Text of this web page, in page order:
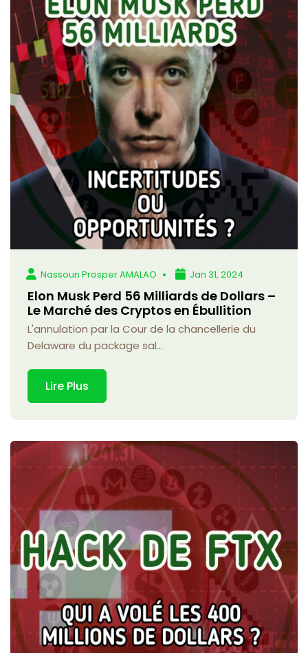
Nassoun Prosper AMALAO Jan 31, 2024
Elon Musk Perd 56 Milliards de Dollars –
Le Marché des Cryptos en Ébullition
L'annulation par la Cour de la chancellerie du
Delaware du package sal...
Lire Plus